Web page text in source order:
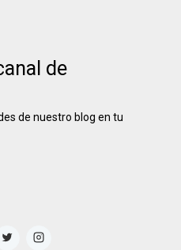
de
de nuestro blog en tu